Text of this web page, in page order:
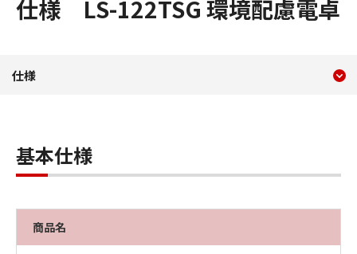
仕様 LS-122TSG 環境配慮電卓
仕様 LS-122TSG 環境配慮
仕様
基本仕様
商品名